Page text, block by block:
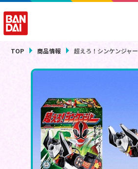
TOP 商品情報 超えろ！シンケンジャー